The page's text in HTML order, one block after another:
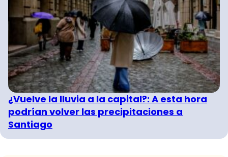
¿Vuelve la lluvia a la capital?: A esta hora
podrían volver las precipitaciones a
Santiago